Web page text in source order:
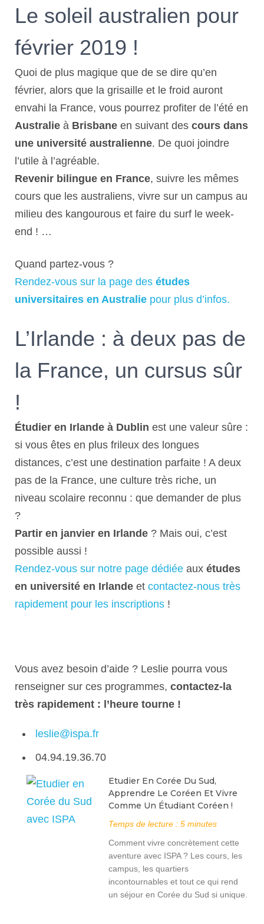
Le soleil australien pour
février 2019 !
Quoi de plus magique que de se dire qu’en
février, alors que la grisaille et le froid auront
envahi la France, vous pourrez profiter de l’été en
Australie à Brisbane en suivant des cours dans
une université australienne. De quoi joindre
l’utile à l’agréable.
Revenir bilingue en France, suivre les mêmes
cours que les australiens, vivre sur un campus au
milieu des kangourous et faire du surf le week-
end ! …
Quand partez-vous ?
Rendez-vous sur la page des études
universitaires en Australie pour plus d’infos.
L’Irlande : à deux pas de
la France, un cursus sûr
!
Étudier en Irlande à Dublin est une valeur sûre :
si vous êtes en plus frileux des longues
distances, c’est une destination parfaite ! A deux
pas de la France, une culture très riche, un
niveau scolaire reconnu : que demander de plus
?
Partir en janvier en Irlande ? Mais oui, c’est
possible aussi !
Rendez-vous sur notre page dédiée aux études
en université en Irlande et contactez-nous très
rapidement pour les inscriptions !
Vous avez besoin d’aide ? Leslie pourra vous
renseigner sur ces programmes, contactez-la
très rapidement : l’heure tourne !
leslie@ispa.fr
04.94.19.36.70
Etudier En Corée Du Sud,
Apprendre Le Coréen Et Vivre
Comme Un Étudiant Coréen !
Temps de lecture : 5 minutes
Comment vivre concrètement cette
aventure avec ISPA ? Les cours, les
campus, les quartiers
incontournables et tout ce qui rend
un séjour en Corée du Sud si unique.